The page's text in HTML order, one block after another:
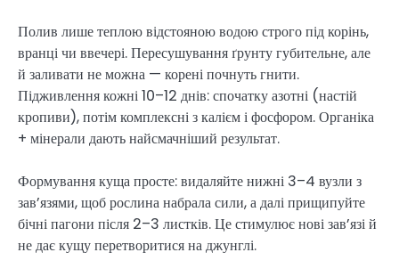
Полив лише теплою відстояною водою строго під корінь,
вранці чи ввечері. Пересушування ґрунту губительне, але
й заливати не можна — корені почнуть гнити.
Підживлення кожні 10–12 днів: спочатку азотні (настій
кропиви), потім комплексні з калієм і фосфором. Органіка
+ мінерали дають найсмачніший результат.
Формування куща просте: видаляйте нижні 3–4 вузли з
зав’язями, щоб рослина набрала сили, а далі прищипуйте
бічні пагони після 2–3 листків. Це стимулює нові зав’язі й
не дає кущу перетворитися на джунглі.